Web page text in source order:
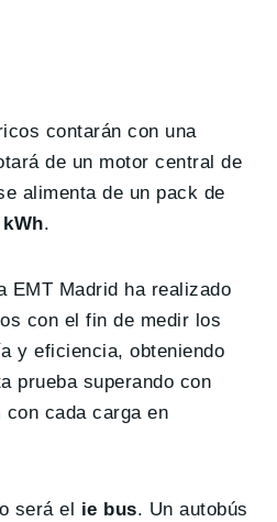
contarán con una
de un motor central de
alimenta de un pack de
.
EMT Madrid ha realizado
con el fin de medir los
y eficiencia, obteniendo
prueba superando con
cada carga en
será el ie bus. Un autobús